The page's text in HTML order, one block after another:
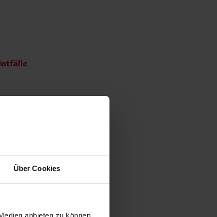
Über Cookies
anbieten zu können
und
könnte